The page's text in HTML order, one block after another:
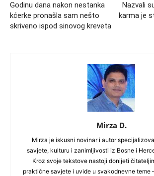
Godinu dana nakon nestanka
kćerke pronašla sam nešto
skriveno ispod sinovog kreveta
Nazvali
karma je
Mirza D.
Mirza je iskusni novinar i autor
savjete, kulturu i zanimljivosti iz Bosne i
Kroz svoje tekstove nastoji donijeti
praktične savjete i uvide u svakodnevne teme